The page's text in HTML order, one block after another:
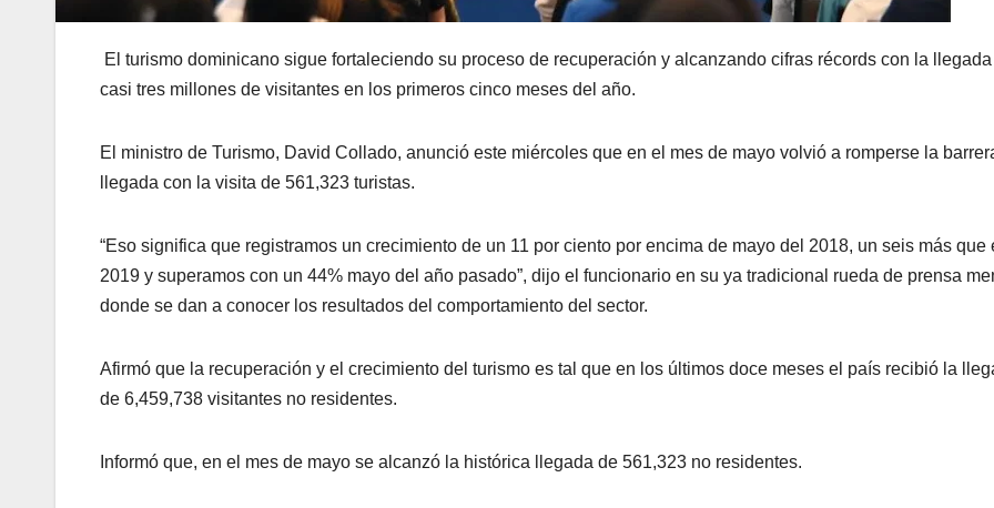
El turismo dominicano sigue fortaleciendo su proceso de recuperación y alcanzando cifras récords con la
casi tres millones de visitantes en los primeros cinco meses del año.
El ministro de Turismo, David Collado, anunció este miércoles que en el mes de mayo volvió a romperse la
llegada con la visita de 561,323 turistas.
“Eso significa que registramos un crecimiento de un 11 por ciento por encima de mayo del 2018, un seis más que
2019 y superamos con un 44% mayo del año pasado”, dijo el funcionario en su ya tradicional rueda de prensa
donde se dan a conocer los resultados del comportamiento del sector.
Afirmó que la recuperación y el crecimiento del turismo es tal que en los últimos doce meses el país recibió la
de 6,459,738 visitantes no residentes.
Informó que, en el mes de mayo se alcanzó la histórica llegada de 561,323 no residentes.